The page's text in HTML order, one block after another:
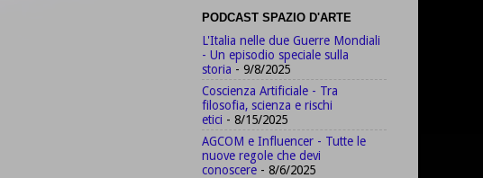
PODCAST SPAZIO D'ARTE
L'Italia nelle due Guerre Mondiali
- Un episodio speciale sulla
storia - 9/8/2025
Coscienza Artificiale - Tra
filosofia, scienza e rischi
etici - 8/15/2025
AGCOM e Influencer - Tutte le
nuove regole che devi
conoscere - 8/6/2025